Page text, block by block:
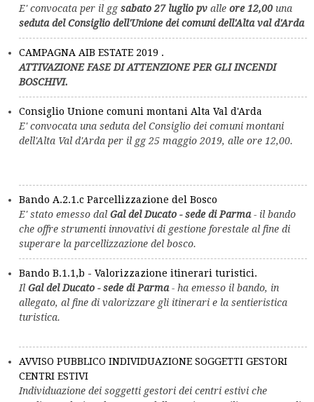
E' convocata per il ggsabato 27 luglio pv alle ore 12,00 una
seduta del Consiglio dell'Unione dei comuni dell'Alta val d'Arda
CAMPAGNA AIB ESTATE 2019 .
ATTIVAZIONE FASE DI ATTENZIONE PER GLI INCENDI
BOSCHIVI.
Consiglio Unione comuni montani Alta Val d'Arda
E' convocata una seduta del Consiglio dei comuni montani
dell'Alta Val d'Arda per il gg 25 maggio 2019, alle ore 12,00.
Bando A.2.1.c Parcellizzazione del Bosco
E' stato emesso dal Gal del Ducato - sede di Parma- il bando
che offre strumenti innovativi di gestione forestale al fine di
superare la parcellizzazione del bosco.
Bando B.1.1,b - Valorizzazione itinerari turistici.
Il Gal del Ducato - sede di Parma- ha emesso il bando, in
allegato, al fine di valorizzare gli itinerari e la sentieristica
turistica.
AVVISO PUBBLICO INDIVIDUAZIONE SOGGETTI GESTORI
CENTRI ESTIVI
Individuazione dei soggetti gestori dei centri estivi che